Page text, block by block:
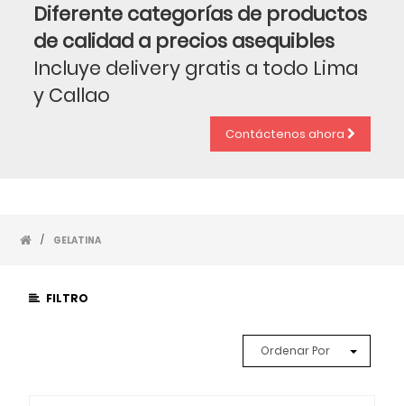
Diferente categorías de productos
de calidad a precios asequibles
Incluye delivery gratis a todo Lima
y Callao
Contáctenos ahora
/ GELATINA
FILTRO
Ordenar Por